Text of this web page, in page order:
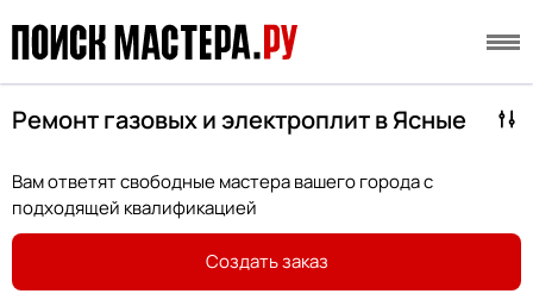
Ремонт газовых и электроплит в Ясные
Вам ответят свободные мастера вашего города с
подходящей квалификацией
Создать заказ